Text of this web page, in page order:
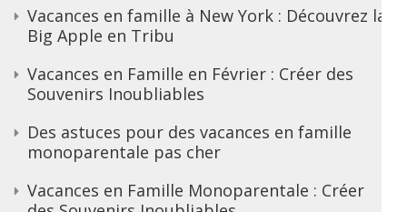
Vacances en famille à New York : Découvrez la
Big Apple en Tribu
Vacances en Famille en Février : Créer des
Souvenirs Inoubliables
Des astuces pour des vacances en famille
monoparentale pas cher
Vacances en Famille Monoparentale : Créer